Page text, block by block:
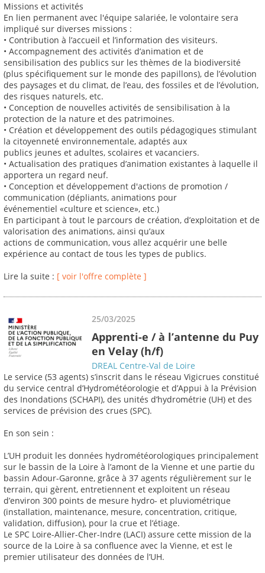
Missions et activités
En lien permanent avec l'équipe salariée, le volontaire sera
impliqué sur diverses missions :
• Contribution à l’accueil et l’information des visiteurs.
• Accompagnement des activités d’animation et de
sensibilisation des publics sur les thèmes de la biodiversité
(plus spécifiquement sur le monde des papillons), de l’évolution
des paysages et du climat, de l’eau, des fossiles et de l’évolution,
des risques naturels, etc.
• Conception de nouvelles activités de sensibilisation à la
protection de la nature et des patrimoines.
• Création et développement des outils pédagogiques stimulant
la citoyenneté environnementale, adaptés aux
publics jeunes et adultes, scolaires et vacanciers.
• Actualisation des pratiques d’animation existantes à laquelle il
apportera un regard neuf.
• Conception et développement d'actions de promotion /
communication (dépliants, animations pour
événementiel «culture et science», etc.)
En participant à tout le parcours de création, d’exploitation et de
valorisation des animations, ainsi qu’aux
actions de communication, vous allez acquérir une belle
expérience au contact de tous les types de publics.
Lire la suite : [ voir l'offre complète ]
25/03/2025
Apprenti-e / à l’antenne du Puy
en Velay (h/f)
DREAL Centre-Val de Loire
Le service (53 agents) s’inscrit dans le réseau Vigicrues constitué
du service central d’Hydrométéorologie et d’Appui à la Prévision
des Inondations (SCHAPI), des unités d’hydrométrie (UH) et des
services de prévision des crues (SPC).
En son sein :
L’UH produit les données hydrométéorologiques principalement
sur le bassin de la Loire à l’amont de la Vienne et une partie du
bassin Adour-Garonne, grâce à 37 agents régulièrement sur le
terrain, qui gèrent, entretiennent et exploitent un réseau
d’environ 300 points de mesure hydro- et pluviométrique
(installation, maintenance, mesure, concentration, critique,
validation, diffusion), pour la crue et l’étiage.
Le SPC Loire-Allier-Cher-Indre (LACI) assure cette mission de la
source de la Loire à sa confluence avec la Vienne, et est le
premier utilisateur des données de l’UH.